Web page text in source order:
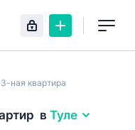
3-ная квартира
в Туле